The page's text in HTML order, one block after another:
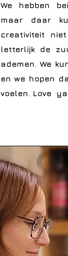
We hebben
maar daar
creativiteit
letterlijk de
ademen. We
en we hopen
voelen. Love